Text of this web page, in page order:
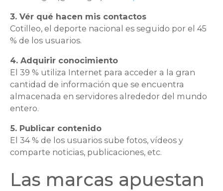
3. Vér qué hacen mis contactos
Cotilleo, el deporte nacional es seguido por el 45
% de los usuarios.
4. Adquirir conocimiento
El 39 % utiliza Internet para acceder a la gran
cantidad de información que se encuentra
almacenada en servidores alrededor del mundo
entero.
5. Publicar contenido
El 34 % de los usuarios sube fotos, vídeos y
comparte noticias, publicaciones, etc.
Las marcas apuestan